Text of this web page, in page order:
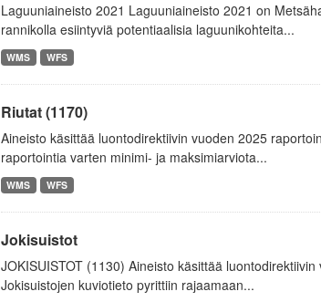
Laguuniaineisto 2021 Laguuniaineisto 2021 on
rannikolla esiintyviä potentiaalisia laguunikohteita...
WMS WFS
Riutat (1170)
Aineisto käsittää luontodirektiivin vuoden 2025
raportointia varten minimi- ja maksimiarviota...
WMS WFS
Jokisuistot
JOKISUISTOT (1130) Aineisto käsittää
Jokisuistojen kuviotieto pyrittiin rajaamaan...